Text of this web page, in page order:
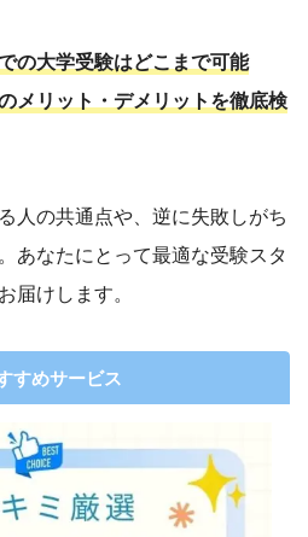
の大学受験はどこまで可能
メリット・デメリットを徹底検
人の共通点や、逆に失敗しがち
あなたにとって最適な受験スタ
届けします。
すめサービス